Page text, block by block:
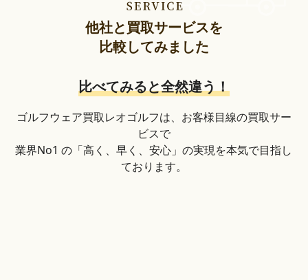
他社と買取サービスを
比較してみました
比べてみると全然違う！
ゴルフウェア買取レオゴルフは、お客様目線の買取サー
ビスで
業界No1 の「高く、早く、安心」の実現を本気で目指し
ております。